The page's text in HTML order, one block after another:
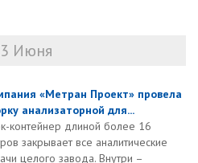
Июня
«Метран Проект» провела
анализаторной для...
контейнер длиной более 16
закрывает все аналитические
целого завода. Внутри –